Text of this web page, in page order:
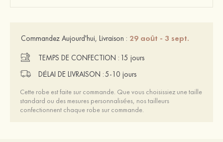
Commandez Aujourd'hui, Livraison : 29 août - 3 sept.
TEMPS DE CONFECTION : 15 jours
DÉLAI DE LIVRAISON :5-10 jours
Cette robe est faite sur commande. Que vous choisissiez une taille
standard ou des mesures personnalisées, nos tailleurs
confectionnent chaque robe sur commande.